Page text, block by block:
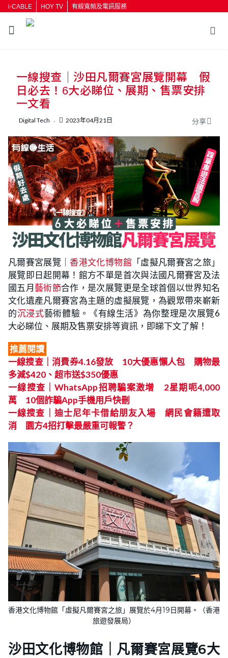
i-CABLE HOY TV 有線寬頻及電訊服務
按輸入鍵開始搜尋
一線搜查｜沙田凡爾賽宮展覽開幕 假
日必去！6大必睇位、展期、售票安排
一文看
Digital Tech 2023年04月21日 分享
凡爾賽宮展覽｜香港文化博物館 「虛擬凡爾賽宮之旅」
展覽即日起開幕！館方不單是首次與法國凡爾賽宮及法
國五月 藝術節合作，是次展覽更是全球首個以世界知名
文化遺產凡爾賽宮為主題的虛擬展覽，為觀眾帶來嶄新
的沉浸式藝術體驗。《有線生活》為你整理是次展覽6
大必睇位、展期及售票安排等資訊，即睇下文了解！
推薦閱讀
一線搜查｜消費券4.16發放 10大優惠懶人包 購物最
多減$420、超市送$350優惠
一線搜查｜WhatsApp招聘騙案激增 2星期呃4,000
萬 10個詐騙App手機用戶快刪
一線搜查｜迪士尼年卡借給朋友入場 網民會籍遭取
消 園方4招打擊最嚴重可報警？
香港文化博物館「虛擬凡爾賽宮之旅」展覽於4月19日開幕。（香港
旅遊發展局）
沙田文化博物館｜凡爾賽宮展覽6大